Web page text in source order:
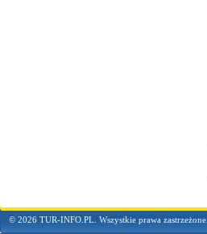
© 2026 TUR-INFO.PL. Wszystkie prawa zastrzeżone.